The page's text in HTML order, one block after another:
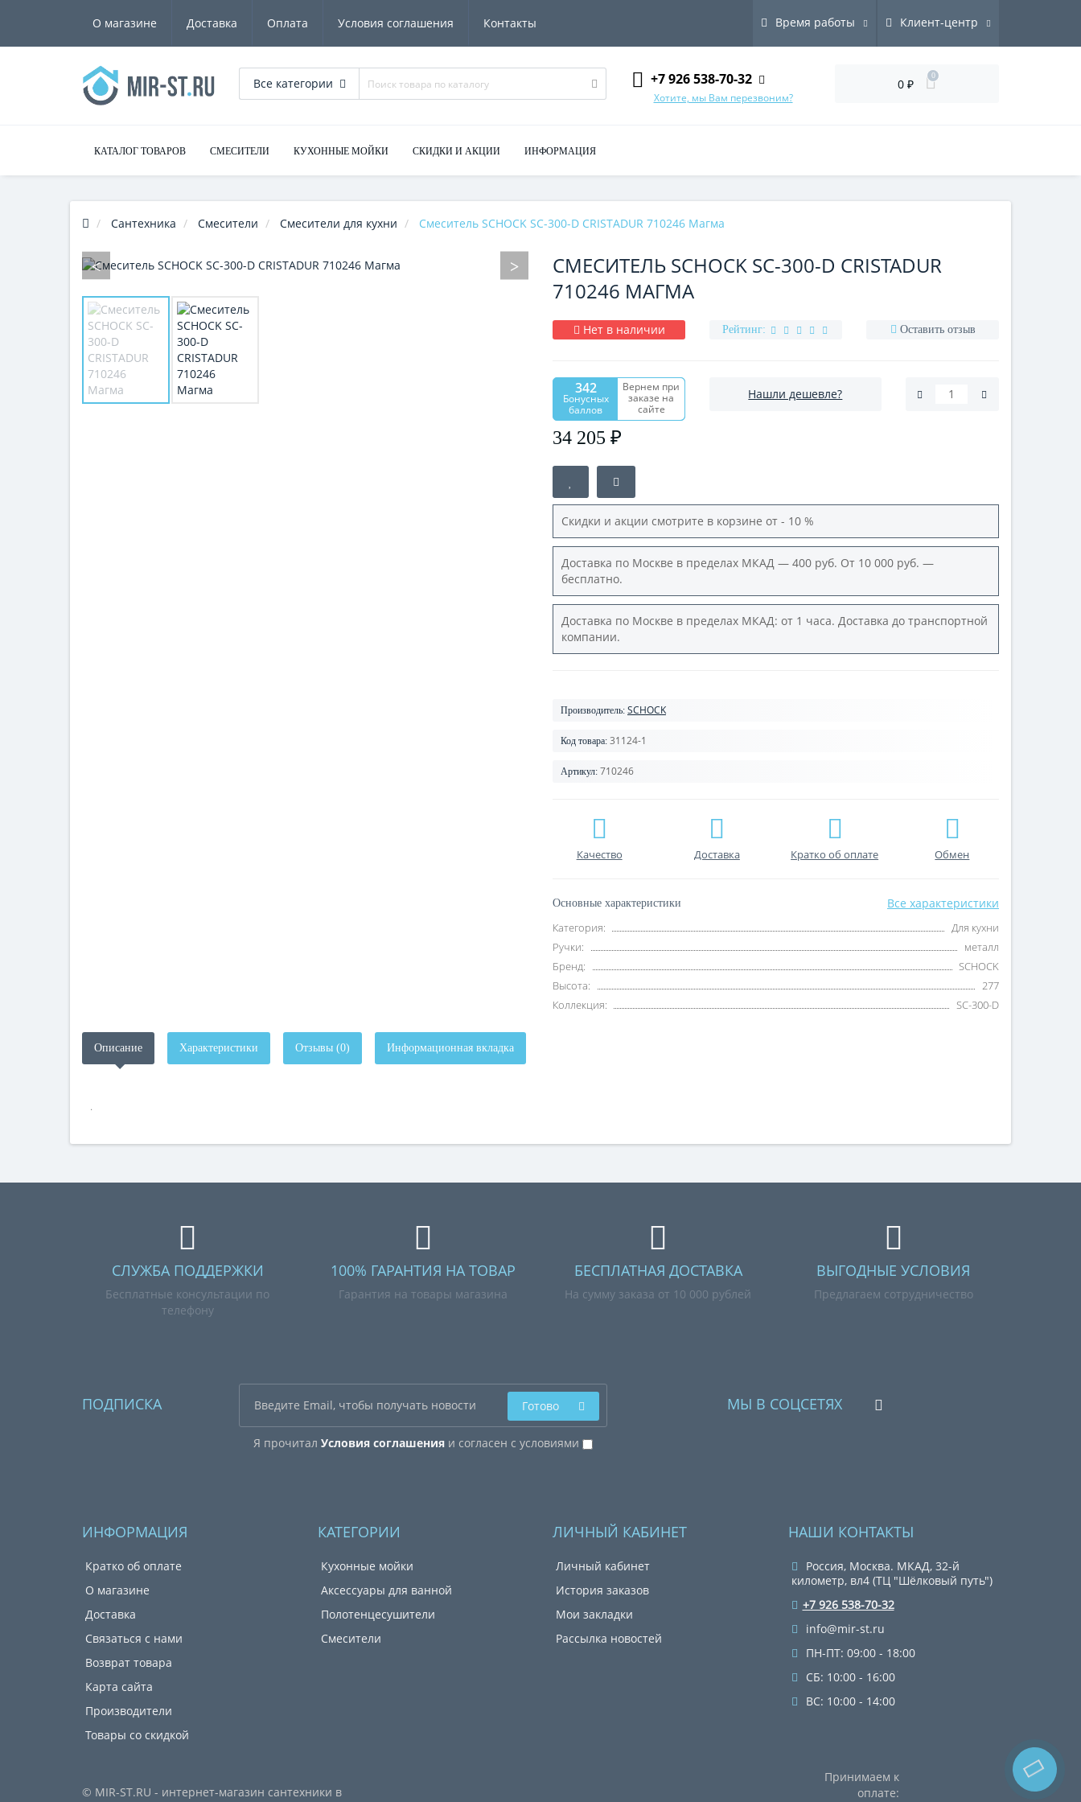
О магазине Доставка Оплата Условия соглашения Контакты Время работы Клиент-центр
Все категории +7 926 538-70-32
Хотите, мы Вам перезвоним?
0 ₽
0
КАТАЛОГ ТОВАРОВ СМЕСИТЕЛИ КУХОННЫЕ МОЙКИ СКИДКИ И АКЦИИ ИНФОРМАЦИЯ
Сантехника Смесители Смесители для кухни Смеситель SCHOCK SC-300-D CRISTADUR 710246 Магма
СМЕСИТЕЛЬ SCHOCK SC-300-D CRISTADUR
710246 МАГМА
Нет в наличии Рейтинг: Оставить отзыв
342
Бонусных
баллов
Вернем при
заказе на
сайте
34 205 ₽
Нашли дешевле?
Скидки и акции смотрите в корзине от - 10 %
Доставка по Москве в пределах МКАД — 400 руб. От 10 000 руб. —
бесплатно.
Доставка по Москве в пределах МКАД: от 1 часа. Доставка до транспортной
компании.
Производитель: SCHOCK
Код товара: 31124-1
Артикул: 710246
Качество Доставка Кратко об оплате Обмен
Основные характеристики Все характеристики
Категория:
Для кухни
Ручки:
металл
Бренд:
SCHOCK
Высота:
277
Коллекция:
SC-300-D
Описание Характеристики Отзывы (0) Информационная вкладка
.
СЛУЖБА ПОДДЕРЖКИ
Бесплатные консультации по
телефону
100% ГАРАНТИЯ НА ТОВАР
Гарантия на товары магазина
БЕСПЛАТНАЯ ДОСТАВКА
На сумму заказа от 10 000 рублей
ВЫГОДНЫЕ УСЛОВИЯ
Предлагаем сотрудничество
ПОДПИСКА
Я прочитал Условия соглашенияи согласен с условиями
Готово МЫ В СОЦСЕТЯХ
ИНФОРМАЦИЯ
Кратко об оплате
О магазине
Доставка
Связаться с нами
Возврат товара
Карта сайта
Производители
Товары со скидкой
КАТЕГОРИИ
Кухонные мойки
Аксессуары для ванной
Полотенцесушители
Смесители
ЛИЧНЫЙ КАБИНЕТ
Личный кабинет
История заказов
Мои закладки
Рассылка новостей
НАШИ КОНТАКТЫ
Россия, Москва. МКАД, 32-й
километр, вл4 (ТЦ "Шёлковый путь")
+7 926 538-70-32
info@mir-st.ru
ПН-ПТ: 09:00 - 18:00
СБ: 10:00 - 16:00
ВС: 10:00 - 14:00
© MIR-ST.RU - интернет-магазин сантехники в
Принимаем к
оплате: